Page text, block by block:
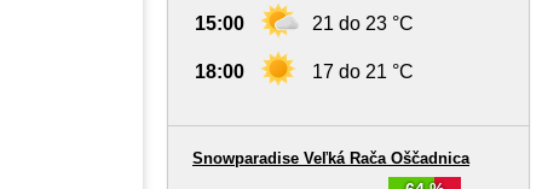
15:00 21 do 23 °C
18:00 17 do 21 °C
Snowparadise Veľká Rača Oščadnica